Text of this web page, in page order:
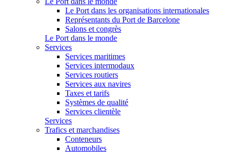
Le Port dans les organisations internationales
Représentants du Port de Barcelone
Salons et congrès
Le Port dans le monde
Services
Services maritimes
Services intermodaux
Services routiers
Services aux navires
Taxes et tarifs
Systèmes de qualité
Services clientèle
Services
Trafics et marchandises
Conteneurs
Automobiles